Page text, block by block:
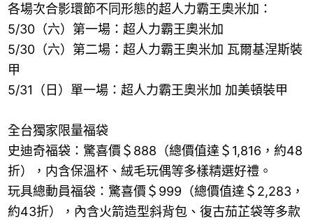
各場次合影環節不同形態的超人力霸王奧米加：
5/30（六）第一場：超人力霸王奧米加
5/30（六）第二場：超人力霸王奧米加 瓦爾基涅斯裝
甲
5/31（日）單一場：超人力霸王奧米加 加美頓裝甲
全台獨家限量福袋
史迪奇福袋：驚喜價＄888（總價值達＄1,816，約48
折），内含保溫杯、絨毛玩偶等多樣精選好禮。
玩具總動員福袋：驚喜價＄999（總價值達＄2,283，
約43折），內含火箭造型斜背包、復古茄芷袋等多款